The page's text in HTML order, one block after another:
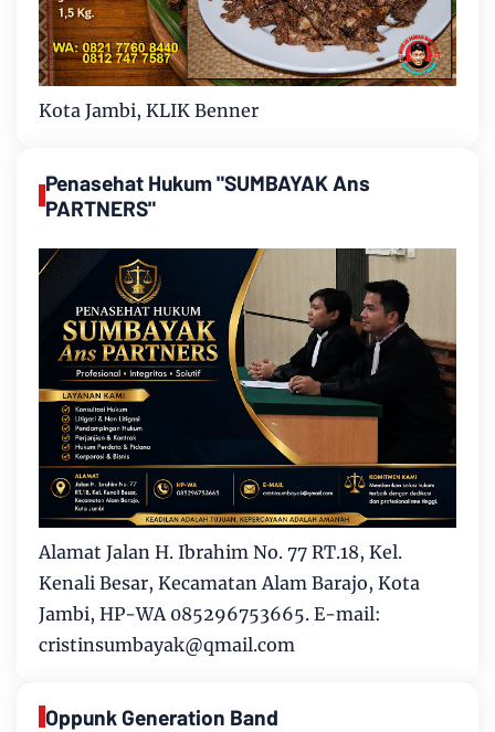
Kota Jambi, KLIK Benner
Penasehat Hukum "SUMBAYAK Ans
PARTNERS"
Alamat Jalan H. Ibrahim No. 77 RT.18, Kel.
Kenali Besar, Kecamatan Alam Barajo, Kota
Jambi, HP-WA 085296753665. E-mail:
cristinsumbayak@qmail.com
Oppunk Generation Band